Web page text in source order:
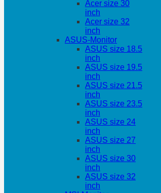
Acer size 30
inch
Acer size 32
inch
ASUS-Monitor
ASUS size 18.5
inch
ASUS size 19.5
inch
ASUS size 21.5
inch
ASUS size 23.5
inch
ASUS size 24
inch
ASUS size 27
inch
ASUS size 30
inch
ASUS size 32
inch